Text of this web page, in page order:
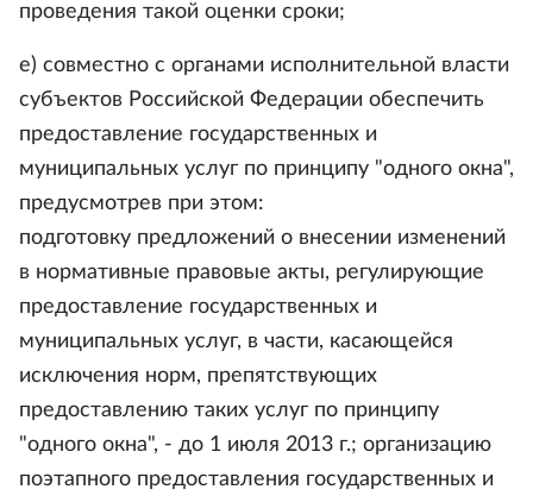
проведения такой оценки сроки;
е) совместно с органами исполнительной власти
субъектов Российской Федерации обеспечить
предоставление государственных и
муниципальных услуг по принципу "одного окна",
предусмотрев при этом:
подготовку предложений о внесении изменений
в нормативные правовые акты, регулирующие
предоставление государственных и
муниципальных услуг, в части, касающейся
исключения норм, препятствующих
предоставлению таких услуг по принципу
"одного окна", - до 1 июля 2013 г.; организацию
поэтапного предоставления государственных и